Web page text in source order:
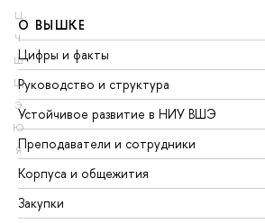
Ц
Ч
Ш
Щ
Э
Ю
Я
О ВЫШКЕ
Цифры и факты
Руководство и структура
Устойчивое развитие в НИУ ВШЭ
Преподаватели и сотрудники
Корпуса и общежития
Закупки